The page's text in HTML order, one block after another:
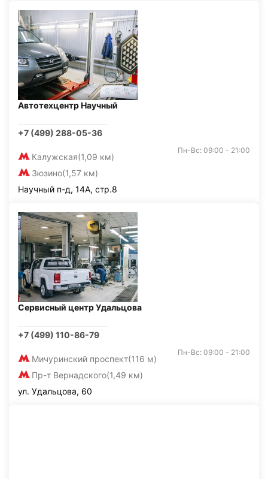
Автотехцентр Научный
+7 (499) 288-05-36
Калужская(1,09 км)
Зюзино(1,57 км)
Пн-Вс: 09:00 - 21:00
Научный п-д, 14А, стр.8
Сервисный центр Удальцова
+7 (499) 110-86-79
Мичуринский проспект(116 м)
Пр-т Вернадского(1,49 км)
Пн-Вс: 09:00 - 21:00
ул. Удальцова, 60